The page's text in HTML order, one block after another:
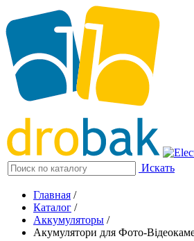
Искать
Главная /
Каталог /
Аккумуляторы /
Акумулятори для Фото-